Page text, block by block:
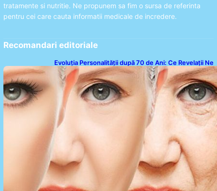
tratamente si nutritie. Ne propunem sa fim o sursa de referinta
pentru cei care cauta informatii medicale de incredere.
Recomandari editoriale
Evoluția Personalității după 70 de Ani: Ce Revelații Ne
Oferă Studiile Psihologice